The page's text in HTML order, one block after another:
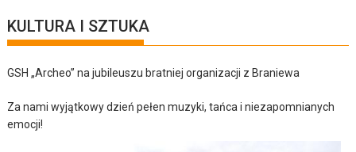
KULTURA I SZTUKA
GSH „Archeo” na jubileuszu bratniej organizacji z Braniewa
Za nami wyjątkowy dzień pełen muzyki, tańca i niezapomnianych
emocji!